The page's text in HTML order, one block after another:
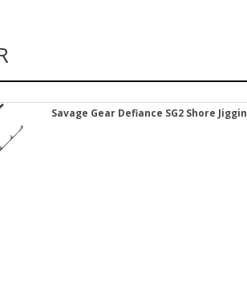
Savage Gear Defiance SG2 Shore